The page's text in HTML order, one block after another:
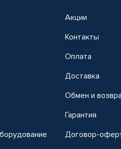
Акции
Контакты
Оплата
Доставка
Обмен и
Гарантия
Договор-